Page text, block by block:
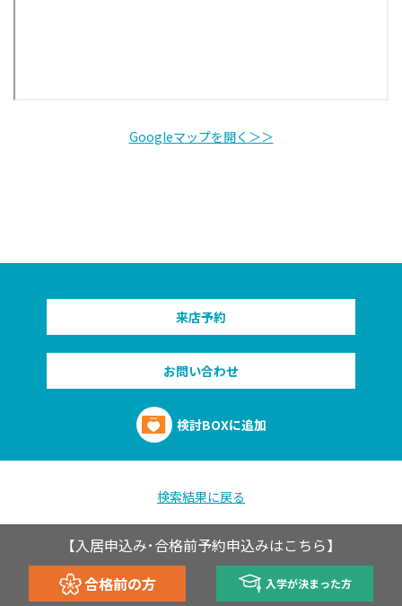
Googleマップを開く＞＞
来店予約
お問い合わせ
検討BOXに追加
検索結果に戻る
【入居申込み･合格前予約申込みはこちら】
合格前の方
入学が決まった方